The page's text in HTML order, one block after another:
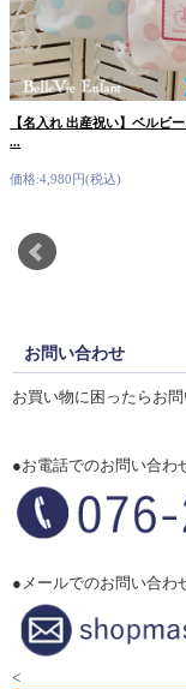
【名入れ 出産祝い】ベルビ
...
価格:4,980円(税込)
お問い合わせ
お買い物に困ったらお
●お電話でのお問い合わ
●メールでのお問い合わ
<